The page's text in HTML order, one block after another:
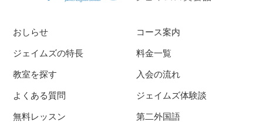
おしらせ
ジェイムズの特長
教室を探す
コース案内
料金一覧
入会の流れ
よくある質問
無料レッスン
ジェイムズ体験談
第二外国語